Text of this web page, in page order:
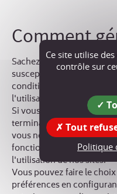
Comment
Sachez que toute
susceptible de modifier
conditions d'accès à
l'utilisation de cookies.
Si vous refusez
terminal, ou si vous
vous ne pourrez plus
fonctionnalités qui
l'utilisation de nos sites.
Vous pouvez faire le
préférences en
Ce site utilise
contrôle sur
Tout
Politique